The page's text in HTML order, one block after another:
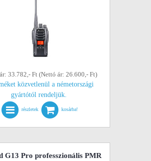
33.782,- Ft (Nettó ár: 26.600,- Ft)
közvetlenül a németországi
gyártótól rendeljük.
részletek kosárba!
G13 Pro professzionális PMR